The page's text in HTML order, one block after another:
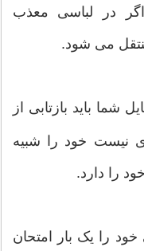
در لباسی معذب
می شود.
شما باید بازتابی از
نیست خود را شبیه
را دارد.
را یک بار امتحان